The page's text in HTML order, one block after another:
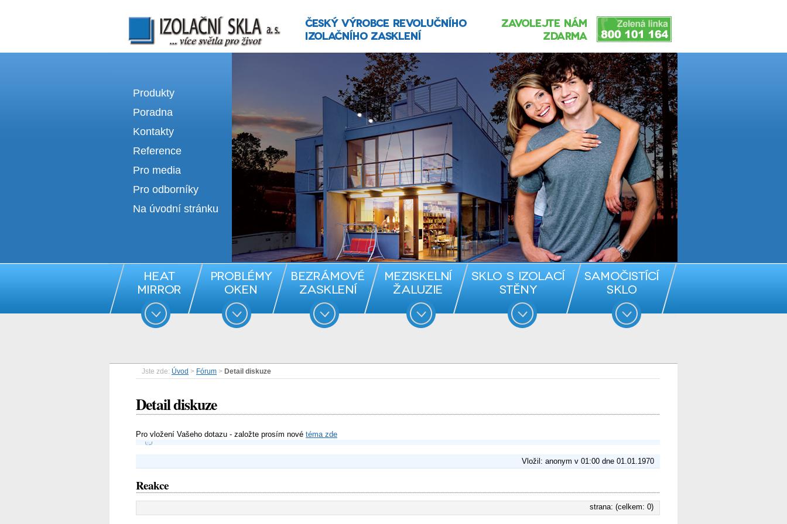
Izolační skla | výroba izolačních sklel
Produkty
Poradna
Kontakty
Reference
Pro media
Pro odborníky
Na úvodní stránku
Jste zde: Úvod > Fórum > Detail diskuze
Detail diskuze
Pro vložení Vašeho dotazu - založte prosím nové téma zde
Vložil: anonym v 01:00 dne 01.01.1970
Reakce
strana: (celkem: 0)